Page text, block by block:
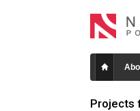
Projects